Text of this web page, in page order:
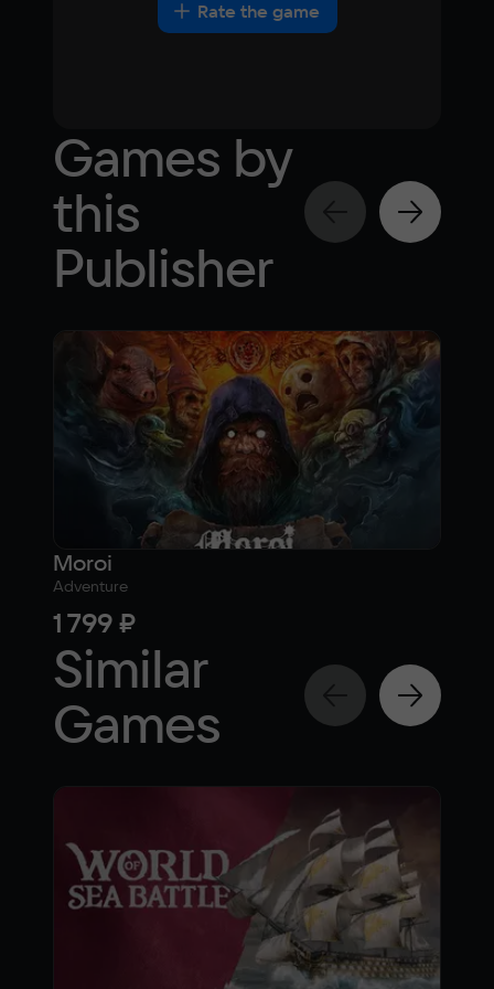
Rate the game
Games by
this
Publisher
Moroi
Adventure
1 799 ₽
Similar
Games